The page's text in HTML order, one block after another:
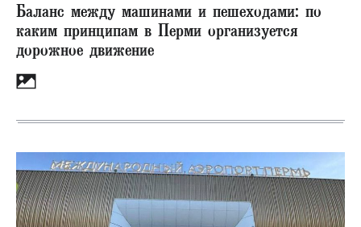
Баланс между машинами и пешеходами: по
каким принципам в Перми организуется
дорожное движение